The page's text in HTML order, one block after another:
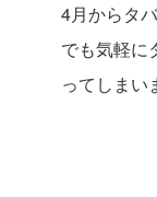
4月からタ
でも気軽に
ってしまい